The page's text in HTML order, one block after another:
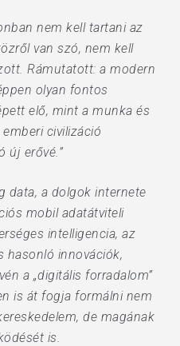
nem kell tartani az
van szó, nem kell
Rámutatott: a modern
olyan fontos
elő, mint a munka és
civilizáció
új erővé.”
data, a dolgok internete
mobil adatátviteli
intelligencia, az
hasonló innovációk,
a „digitális forradalom”
is át fogja formálni nem
de magának
is.